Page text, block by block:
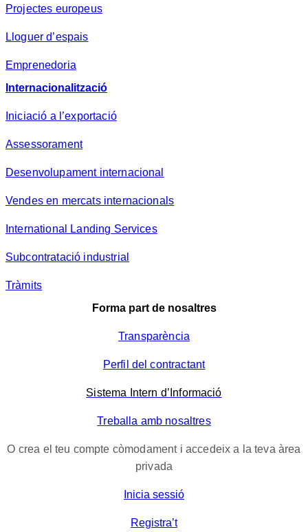
Projectes europeus
Lloguer d’espais
Emprenedoria
Internacionalització
Iniciació a l’exportació
Assessorament
Desenvolupament internacional
Vendes en mercats internacionals
International Landing Services
Subcontratació industrial
Tràmits
Forma part de nosaltres
Transparència
Perfil del contractant
Sistema Intern d’Informació
Treballa amb nosaltres
O crea el teu compte còmodament i accedeix a la teva àrea
privada
Inicia sessió
Registra’t